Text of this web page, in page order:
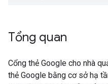
Tổng quan
Cổng thẻ Google cho nhà
thẻ Google bằng cơ sở hạ